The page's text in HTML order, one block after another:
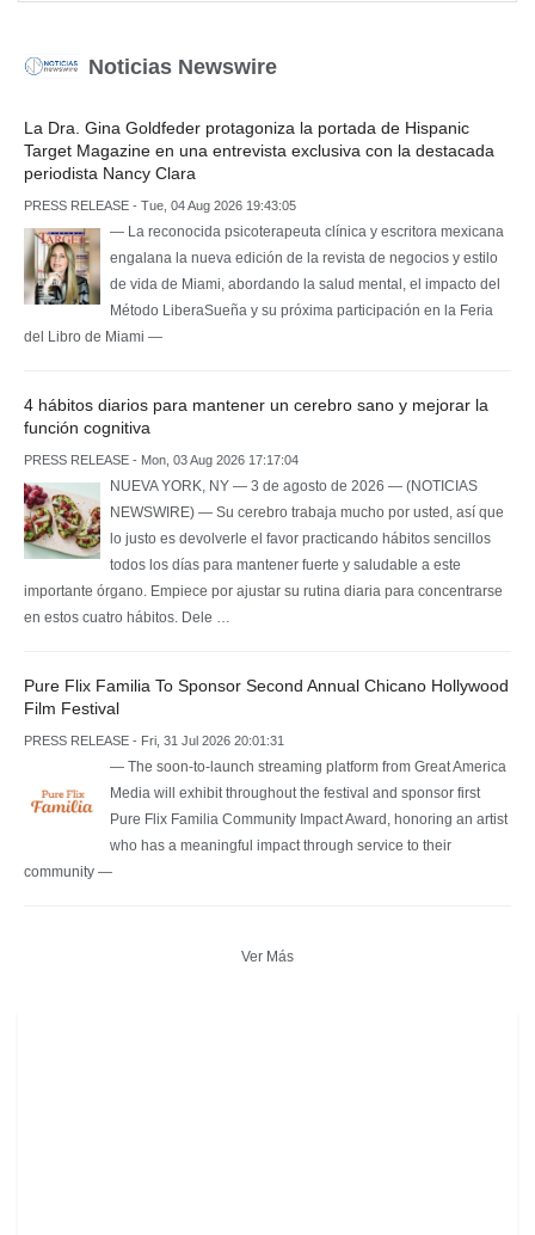
Noticias Newswire
La Dra. Gina Goldfeder protagoniza la portada de Hispanic
Target Magazine en una entrevista exclusiva con la destacada
periodista Nancy Clara
PRESS RELEASE - Tue, 04 Aug 2026 19:43:05
— La reconocida psicoterapeuta clínica y escritora mexicana
engalana la nueva edición de la revista de negocios y estilo
de vida de Miami, abordando la salud mental, el impacto del
Método LiberaSueña y su próxima participación en la Feria
del Libro de Miami —
4 hábitos diarios para mantener un cerebro sano y mejorar la
función cognitiva
PRESS RELEASE - Mon, 03 Aug 2026 17:17:04
NUEVA YORK, NY — 3 de agosto de 2026 — (NOTICIAS
NEWSWIRE) — Su cerebro trabaja mucho por usted, así que
lo justo es devolverle el favor practicando hábitos sencillos
todos los días para mantener fuerte y saludable a este
importante órgano. Empiece por ajustar su rutina diaria para concentrarse
en estos cuatro hábitos. Dele …
Pure Flix Familia To Sponsor Second Annual Chicano Hollywood
Film Festival
PRESS RELEASE - Fri, 31 Jul 2026 20:01:31
— The soon-to-launch streaming platform from Great America
Media will exhibit throughout the festival and sponsor first
Pure Flix Familia Community Impact Award, honoring an artist
who has a meaningful impact through service to their
community —
Ver Más